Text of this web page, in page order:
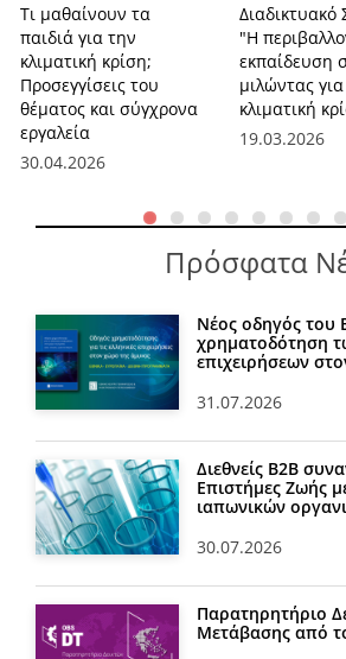
Τι μαθαίνουν τα
παιδιά για την
κλιματική κρίση;
Προσεγγίσεις του
θέματος και σύγχρονα
εργαλεία
30.04.2026
Διαδικτυακό
"Η
εκπαίδευση
μιλώντας
κλιματική
19.03.2026
Πρόσφατα
Νέος οδηγός του
χρηματοδότηση
επιχειρήσεων
31.07.2026
Διεθνείς Β2Β
Επιστήμες Ζωής
ιαπωνικών
30.07.2026
Παρατηρητήριο
Μετάβασης από